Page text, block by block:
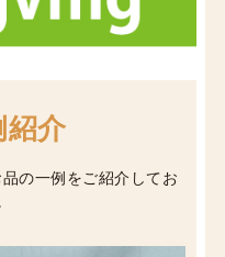
紹介
の一例をご紹介してお